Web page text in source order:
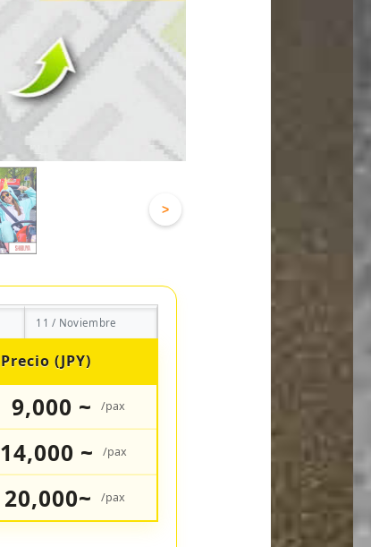
>
11 / Noviembre
Precio (JPY)
9,000 ~ /pax
14,000 ~ /pax
20,000~ /pax